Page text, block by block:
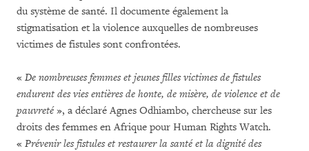
du système de santé. Il documente également la
stigmatisation et la violence auxquelles de nombreuses
victimes de fistules sont confrontées.
« De nombreuses femmes et jeunes filles victimes de fistules
endurent des vies entières de honte, de misère, de violence et de
pauvreté», a déclaré Agnes Odhiambo, chercheuse sur les
droits des femmes en Afrique pour Human Rights Watch.
« Prévenir les fistules et restaurer la santé et la dignité des